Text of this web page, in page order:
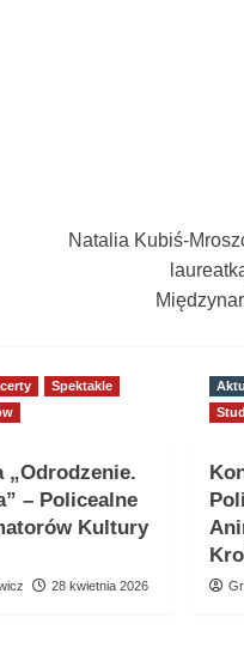
Natalia Kubiś-
Spektakle
„Odrodzenie.
– Policealne
Kultury
28 kwietnia 2026